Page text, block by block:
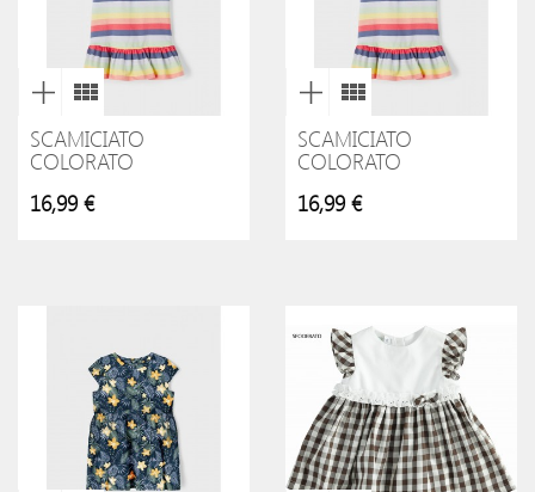
SCAMICIATO
COLORATO
16,99 €
SCAMICIATO
COLORATO
16,99 €